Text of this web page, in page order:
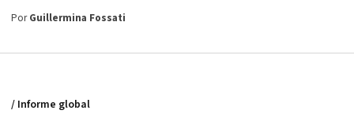
PorGuillermina Fossati
/ Informe global